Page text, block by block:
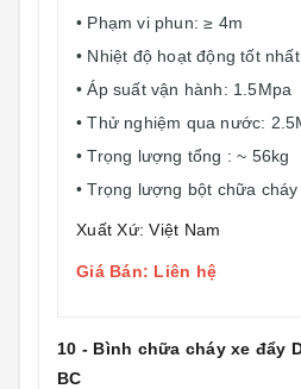
• Phạm vi phun: ≥ 4m
• Nhiệt độ hoạt động tốt
• Áp suất vận hành: 1.5Mpa
• Thử nghiệm qua nước:
• Trọng lượng tổng : ~ 56kg
• Trọng lượng bột chữa
Xuất Xứ: Việt Nam
Giá Bán: Liên hệ
10 - Bình chữa cháy xe đẩy
BC